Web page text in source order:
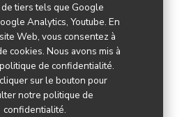
tiers tels que Google
Analytics, Youtube. En
Web, vous consentez à
cookies. Nous avons mis à
de confidentialité.
sur le bouton pour
notre politique de
confidentialité.
de quincaillerie, de peinture,
d’électricité et de
des professionnels et des
(groupe Kingfisher) ouvre un